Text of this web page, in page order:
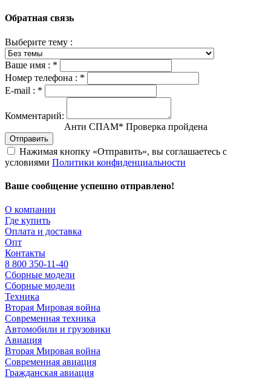
Обратная связь
Выберите тему :
Ваше имя : *
Номер телефона : *
E-mail : *
Комментарий:
Анти СПАМ* Проверка пройдена
Отправить
Нажимая кнопку «Отправить», вы соглашаетесь с
условиями Политики конфиденциальности
Ваше сообщение успешно отправлено!
О компании
Где купить
Оплата и доставка
Опт
Контакты
8 800 350-11-40
Сборные модели
Сборные модели
Техника
Вторая Мировая война
Современная техника
Автомобили и грузовики
Авиация
Вторая Мировая война
Современная авиация
Гражданская авиация